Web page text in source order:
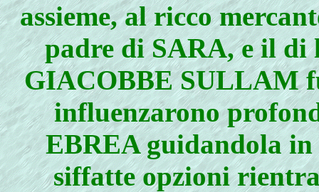
assieme, al ricco
padre di SARA, e il di
GIACOBBE SULLAM
influenzarono
EBREA guidandola
siffatte opzioni